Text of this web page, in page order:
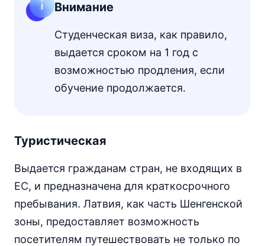
Внимание
Студенческая виза, как правило,
выдается сроком на 1 год с
возможностью продления, если
обучение продолжается.
Туристическая
Выдается гражданам стран, не входящих в
ЕС, и предназначена для краткосрочного
пребывания. Латвия, как часть Шенгенской
зоны, предоставляет возможность
посетителям путешествовать не только по